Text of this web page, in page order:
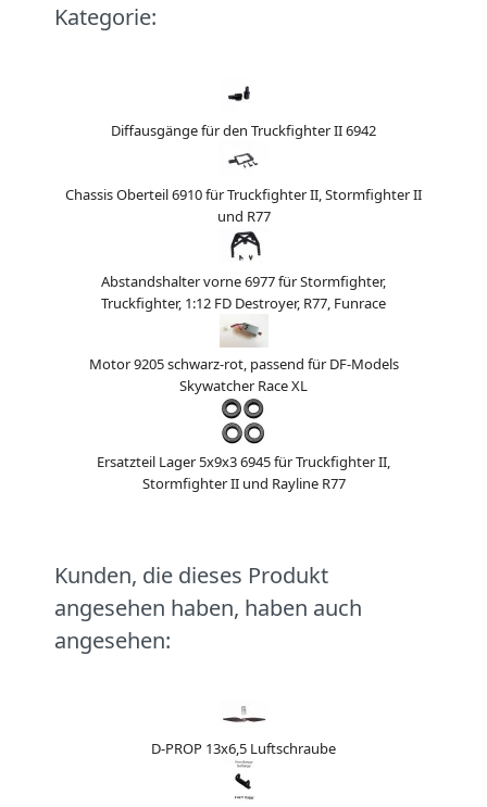
Kategorie:
Diffausgänge für den Truckfighter II 6942
Chassis Oberteil 6910 für Truckfighter II, Stormfighter II
und R77
Abstandshalter vorne 6977 für Stormfighter,
Truckfighter, 1:12 FD Destroyer, R77, Funrace
Motor 9205 schwarz-rot, passend für DF-Models
Skywatcher Race XL
Ersatzteil Lager 5x9x3 6945 für Truckfighter II,
Stormfighter II und Rayline R77
Kunden, die dieses Produkt
angesehen haben, haben auch
angesehen:
D-PROP 13x6,5 Luftschraube